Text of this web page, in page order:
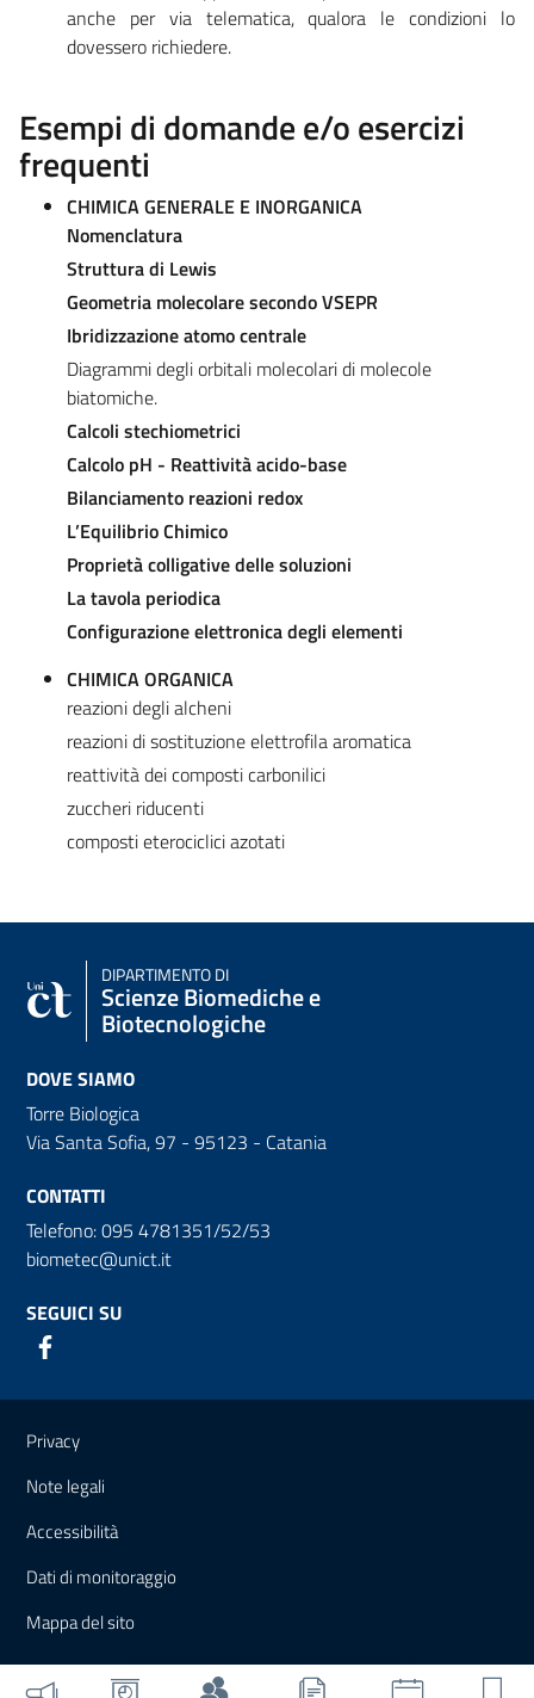
anche per via telematica, qualora le condizioni lo
dovessero richiedere.
Esempi di domande e/o esercizi
frequenti
CHIMICA GENERALE E INORGANICA
Nomenclatura
Struttura di Lewis
Geometria molecolare secondo VSEPR
Ibridizzazione atomo centrale
Diagrammi degli orbitali molecolari di molecole
biatomiche.
Calcoli stechiometrici
Calcolo pH - Reattività acido-base
Bilanciamento reazioni redox
L’Equilibrio Chimico
Proprietà colligative delle soluzioni
La tavola periodica
Configurazione elettronica degli elementi
CHIMICA ORGANICA
reazioni degli alcheni
reazioni di sostituzione elettrofila aromatica
reattività dei composti carbonilici
zuccheri riducenti
composti eterociclici azotati
DIPARTIMENTO DI
Scienze Biomediche e
Biotecnologiche
DOVE SIAMO
Torre Biologica
Via Santa Sofia, 97 - 95123 - Catania
CONTATTI
Telefono: 095 4781351/52/53
biometec@unict.it
SEGUICI SU
Link e informazioni utili
Privacy
Note legali
Accessibilità
Dati di monitoraggio
Mappa del sito